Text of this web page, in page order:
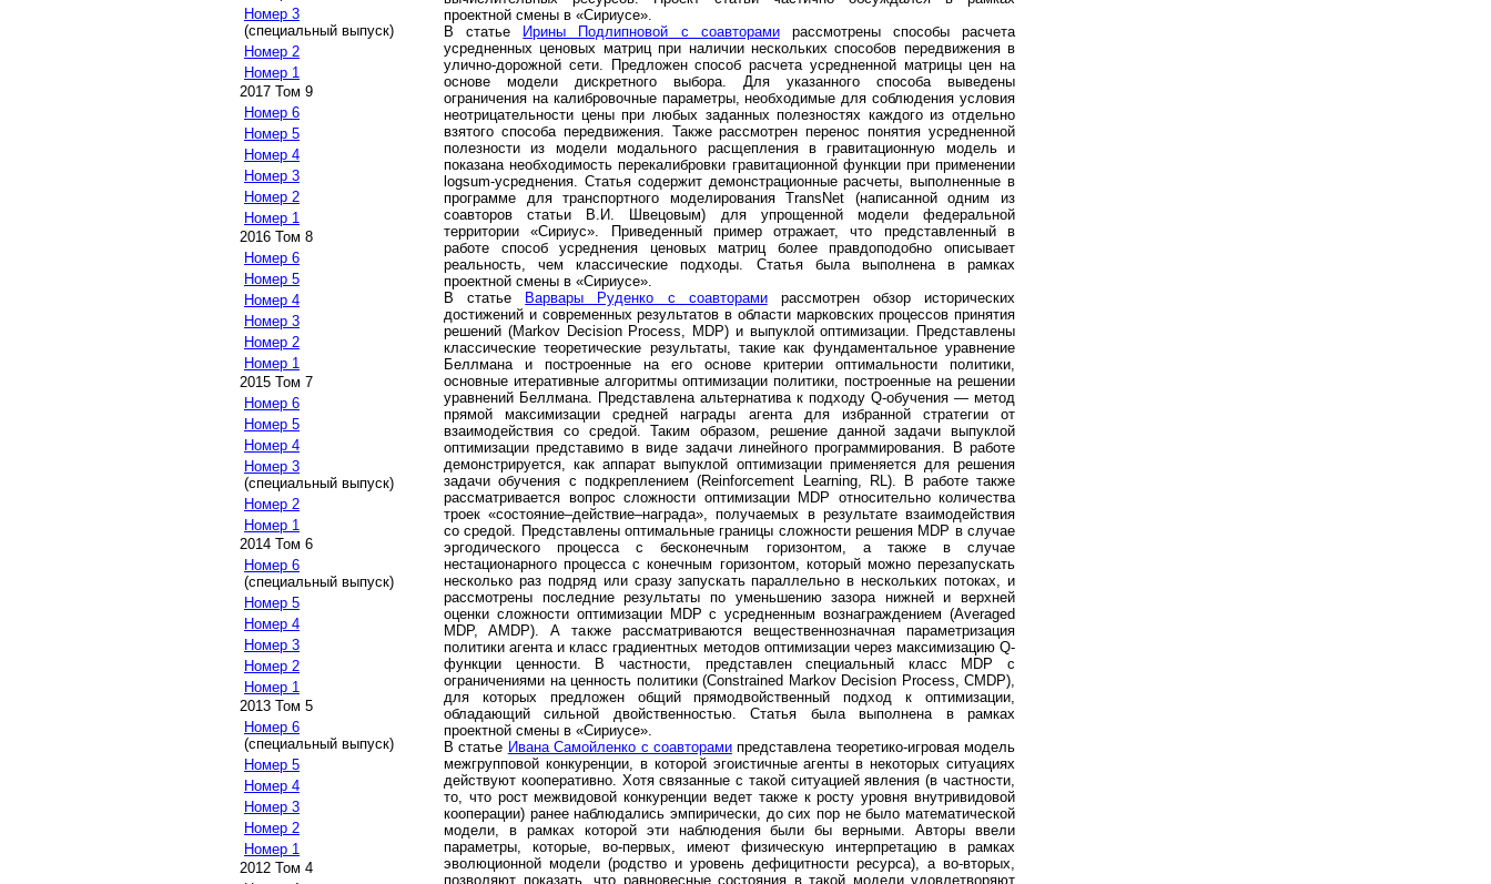
Номер 3
(специальный выпуск)
Номер 2
Номер 1
2017 Том 9
Номер 6
Номер 5
Номер 4
Номер 3
Номер 2
Номер 1
2016 Том 8
Номер 6
Номер 5
Номер 4
Номер 3
Номер 2
Номер 1
2015 Том 7
Номер 6
Номер 5
Номер 4
Номер 3
(специальный выпуск)
Номер 2
Номер 1
2014 Том 6
Номер 6
(специальный выпуск)
Номер 5
Номер 4
Номер 3
Номер 2
Номер 1
2013 Том 5
Номер 6
(специальный выпуск)
Номер 5
Номер 4
Номер 3
Номер 2
Номер 1
2012 Том 4
проектной смены в «Сириусе».
В статье
Ирины Подлипновой с соавторамирассмотрены способы расчета
усредненных ценовых матриц при наличии нескольких способов передвижения в
улично-дорожной сети. Предложен способ расчета усредненной матрицы цен на
основе модели дискретного выбора. Для указанного способа выведены
ограничения на калибровочные параметры, необходимые для соблюдения условия
неотрицательности цены при любых заданных полезностях каждого из отдельно
взятого способа передвижения. Также рассмотрен перенос понятия усредненной
полезности из модели модального расщепления в гравитационную модель и
показана необходимость перекалибровки гравитационной функции при применении
logsum-усреднения. Статья содержит демонстрационные расчеты, выполненные в
программе для транспортного моделирования TransNet (написанной одним из
соавторов статьи В.И. Швецовым) для упрощенной модели федеральной
территории «Сириус». Приведенный пример отражает, что представленный в
работе способ усреднения ценовых матриц более правдоподобно описывает
реальность, чем классические подходы. Статья была выполнена в рамках
проектной смены в «Сириусе».
В статье
Варвары Руденко с соавторамирассмотрен обзор исторических
достижений и современных результатов в области марковских процессов принятия
решений (Markov Decision Process, MDP) и выпуклой оптимизации. Представлены
классические теоретические результаты, такие как фундаментальное уравнение
Беллмана и построенные на его основе критерии оптимальности политики,
основные итеративные алгоритмы оптимизации политики, построенные на решении
уравнений Беллмана. Представлена альтернатива к подходу Q-обучения — метод
прямой максимизации средней награды агента для избранной стратегии от
взаимодействия со средой. Таким образом, решение данной задачи выпуклой
оптимизации представимо в виде задачи линейного программирования. В работе
демонстрируется, как аппарат выпуклой оптимизации применяется для решения
задачи обучения с подкреплением (Reinforcement Learning, RL). В работе также
рассматривается вопрос сложности оптимизации MDP относительно количества
троек «состояние–действие–награда», получаемых в результате взаимодействия
со средой. Представлены оптимальные границы сложности решения MDP в случае
эргодического процесса с бесконечным горизонтом, а также в случае
нестационарного процесса с конечным горизонтом, который можно перезапускать
несколько раз подряд или сразу запускать параллельно в нескольких потоках, и
рассмотрены последние результаты по уменьшению зазора нижней и верхней
оценки сложности оптимизации MDP с усредненным вознаграждением (Averaged
MDP, AMDP). А также рассматриваются вещественнозначная параметризация
политики агента и класс градиентных методов оптимизации через максимизацию Q-
функции ценности. В частности, представлен специальный класс MDP с
ограничениями на ценность политики (Constrained Markov Decision Process, CMDP),
для которых предложен общий прямодвойственный подход к оптимизации,
обладающий сильной двойственностью. Статья была выполнена в рамках
проектной смены в «Сириусе».
В статье Ивана Самойленко с соавторамипредставлена теоретико-игровая модель
межгрупповой конкуренции, в которой эгоистичные агенты в некоторых ситуациях
действуют кооперативно. Хотя связанные с такой ситуацией явления (в частности,
то, что рост межвидовой конкуренции ведет также к росту уровня внутривидовой
кооперации) ранее наблюдались эмпирически, до сих пор не было математической
модели, в рамках которой эти наблюдения были бы верными. Авторы ввели
параметры, которые, во-первых, имеют физическую интерпретацию в рамках
эволюционной модели (родство и уровень дефицитности ресурса), а во-вторых,
позволяют показать, что равновесные состояния в такой модели удовлетворяют